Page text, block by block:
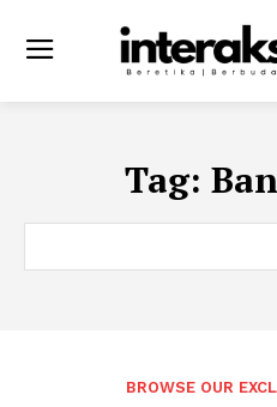
Tag:
BROWSE OUR